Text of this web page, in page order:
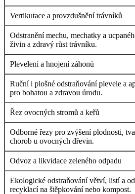
Vertikutace a provzdušnění trávníků
Odstranění mechu, mechatky a
živin a zdravý růst trávníku.
Plevelení a hnojení záhonů
Ruční i plošné odstraňování plevele a
pro bohatou a zdravou úrodu.
Řez ovocných stromů a keřů
Odborné řezy pro zvýšení plodnosti,
chorob u ovocných dřevin.
Odvoz a likvidace zeleného odpadu
Ekologické odstraňování větví, listí a
recyklací na štěpkování nebo kompost.